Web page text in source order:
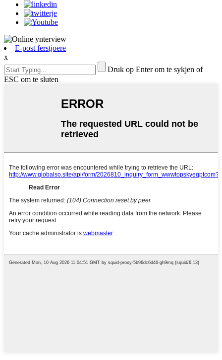
E-post ferstjoere
x
Druk op Enter om te sykjen of
ESC om te sluten